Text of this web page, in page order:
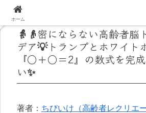
👵👴密にならない高齢者脳
デア💡トランプとホワイト
『○＋○＝2』の数式を完
い✨
著者： ちびいけ（高齢者レクリエ
ホーム